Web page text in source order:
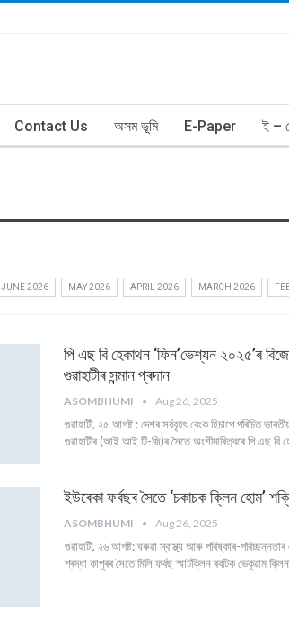
Contact Us অসম ভূমি E-Paper ই –
JUNE 2026 MAY 2026 APRIL 2026 MARCH 2026
পি এছ বি হেকাথন ‘ফিন’ভেশ্যন
গুৱাহাটীৰ সন্মান প্ৰদান
ASOMBHUMI Aug 26, 2025
গুৱাহাটী, ২৫ আগষ্ট : দেশৰ সৰ্ববৃহৎ বেংক হিচাপে পৰিচিত
গুৱাহাটীৰ (আই আই টি-জি)ৰ সৈতে অংশীদাৰিত্বৰে পি এছ
ইউৰেকা ফৰ্বছৰ সৈতে ‘চকাচক ক্লিন হোম’
ASOMBHUMI Aug 26, 2025
গুৱাহাটী, ২৬ আগষ্ট: ঘৰুৱা স্বাস্থ্য আৰু পৰিষ্কাৰ-
শ্ৰদ্ধা কাপুৰৰ সৈতে মিলি ফৰ্বছ স্মাৰ্টক্লিন ৰবটিক ভেকুৱাম